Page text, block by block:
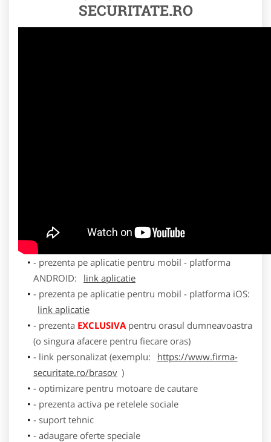
SECURITATE.RO
- prezenta pe aplicatie pentru mobil - platforma
ANDROID:
link aplicatie
- prezenta pe aplicatie pentru mobil - platforma iOS:
link aplicatie
- prezenta EXCLUSIVApentru orasul dumneavoastra
(o singura afacere pentru fiecare oras)
- link personalizat (exemplu:
https://www.firma-
securitate.ro/brasov )
- optimizare pentru motoare de cautare
- prezenta activa pe retelele sociale
- suport tehnic
- adaugare oferte speciale